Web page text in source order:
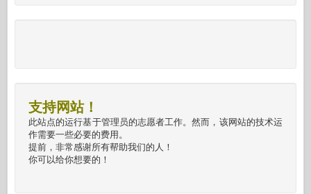
支持网站！
此站点的运行基于管理员的志愿者工作。然而，该网站的技术运
作需要一些必要的费用。
提前，非常感谢所有帮助我们的人！
你可以给你想要的！